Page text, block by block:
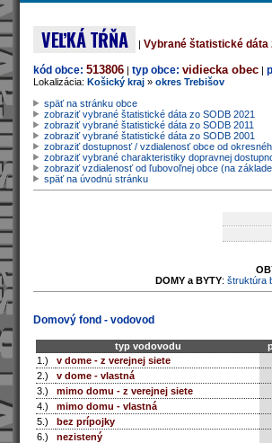
VEĽKÁ TŔŇA |Vybrané štatistické dáta
kód obce: 513806 | typ obce: vidiecka obec |
Lokalizácia: Košický kraj » okres Trebišov
späť na stránku obce
zobraziť vybrané štatistické dáta zo SODB 2021
zobraziť vybrané štatistické dáta zo SODB 2011
zobraziť vybrané štatistické dáta zo SODB 2001
zobraziť dostupnosť / vzdialenosť obce od
zobraziť vybrané charakteristiky dopravnej
zobraziť vzdialenosť od ľubovoľnej obce (na
späť na úvodnú stránku
DOMY a BYTY: štruktúra
Domový fond - vodovod
typ vodovodu
1.)
v dome - z verejnej siete
2.)
v dome - vlastná
3.)
mimo domu - z verejnej siete
4.)
mimo domu - vlastná
5.)
bez prípojky
6.)
nezistený